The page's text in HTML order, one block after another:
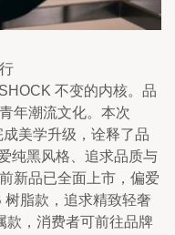
不变的内核。品
年潮流文化。本次
美学升级，诠释了品
纯黑风格、追求品质与
新品已全面上市，偏爱
脂款，追求精致轻奢
款，消费者可前往品牌